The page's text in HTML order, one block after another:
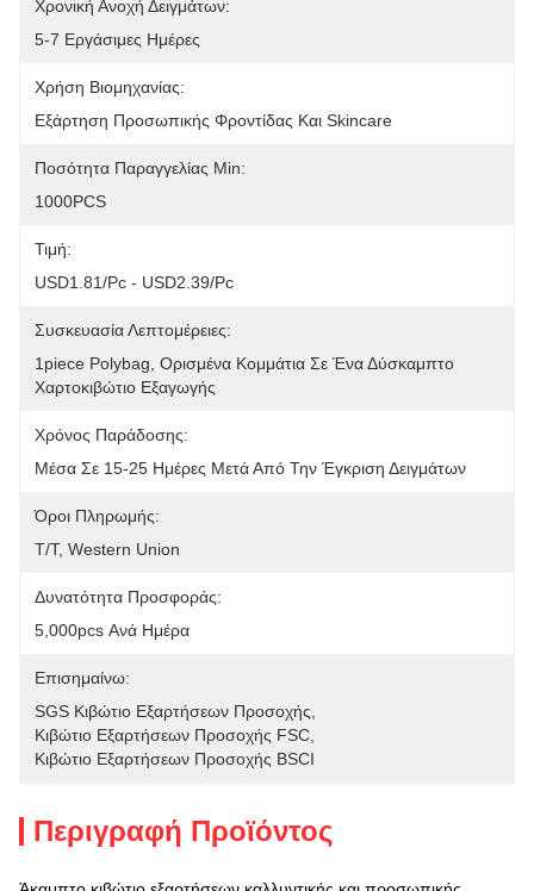
Χρονική Ανοχή Δειγμάτων:
5-7 Εργάσιμες Ημέρες
Χρήση Βιομηχανίας:
Εξάρτηση Προσωπικής Φροντίδας Και Skincare
Ποσότητα Παραγγελίας Min:
1000PCS
Τιμή:
USD1.81/pc - USD2.39/pc
Συσκευασία Λεπτομέρειες:
1piece Polybag, Ορισμένα Κομμάτια Σε Ένα Δύσκαμπτο
Χαρτοκιβώτιο Εξαγωγής
Χρόνος Παράδοσης:
Μέσα Σε 15-25 Ημέρες Μετά Από Την Έγκριση Δειγμάτων
Όροι Πληρωμής:
T/T, Western Union
Δυνατότητα Προσφοράς:
5,000pcs Ανά Ημέρα
Επισημαίνω:
SGS Κιβώτιο Εξαρτήσεων Προσοχής
Κιβώτιο Εξαρτήσεων Προσοχής FSC
Κιβώτιο Εξαρτήσεων Προσοχής BSCI
Περιγραφή Προϊόντος